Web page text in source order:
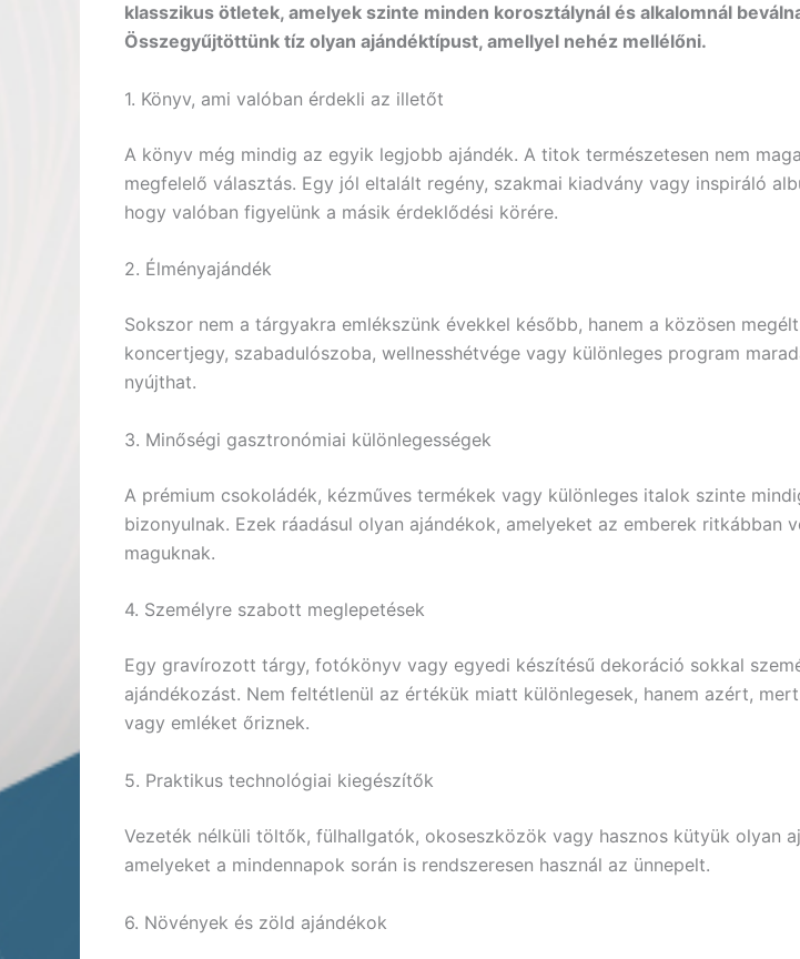
klasszikus ötletek, amelyek szinte minden korosztálynál és alkalomnál
Összegyűjtöttünk tíz olyan ajándéktípust, amellyel nehéz mellélőni.
1. Könyv, ami valóban érdekli az illetőt
A könyv még mindig az egyik legjobb ajándék. A titok természetesen nem
megfelelő választás. Egy jól eltalált regény, szakmai kiadvány vagy inspiráló
hogy valóban figyelünk a másik érdeklődési körére.
2. Élményajándék
Sokszor nem a tárgyakra emlékszünk évekkel később, hanem a közösen
koncertjegy, szabadulószoba, wellnesshétvége vagy különleges program
nyújthat.
3. Minőségi gasztronómiai különlegességek
A prémium csokoládék, kézműves termékek vagy különleges italok szinte
bizonyulnak. Ezek ráadásul olyan ajándékok, amelyeket az emberek ritkábban
maguknak.
4. Személyre szabott meglepetések
Egy gravírozott tárgy, fotókönyv vagy egyedi készítésű dekoráció sokkal
ajándékozást. Nem feltétlenül az értékük miatt különlegesek, hanem azért,
vagy emléket őriznek.
5. Praktikus technológiai kiegészítők
Vezeték nélküli töltők, fülhallgatók, okoseszközök vagy hasznos kütyük olyan
amelyeket a mindennapok során is rendszeresen használ az ünnepelt.
6. Növények és zöld ajándékok